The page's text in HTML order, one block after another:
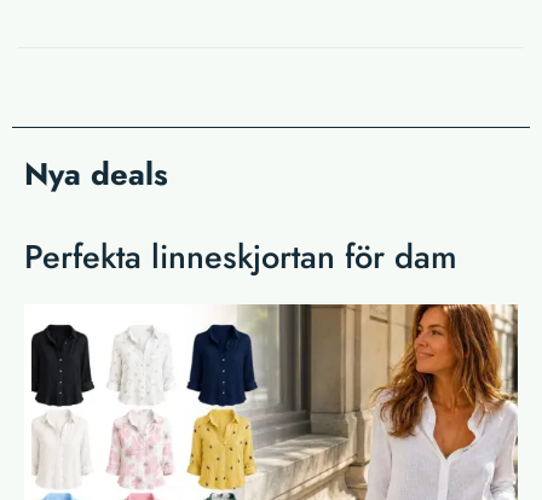
Nya deals
Perfekta linneskjortan för dam